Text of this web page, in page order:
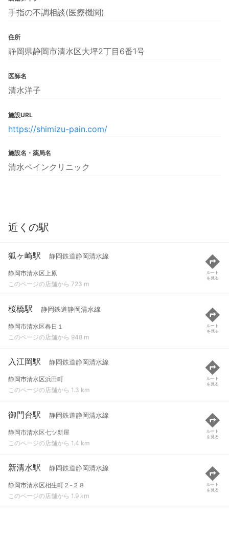
手指の不調相談(医療機関)
住所
静岡県静岡市清水区大坪2丁目6番1号
医師名
清水洋子
施設URL
https://shimizu-pain.com/
施設名・薬局名
清水ペインクリニック
近くの駅
狐ヶ崎駅 静岡鉄道静岡清水線
静岡市清水区上原
このページの店舗から 723 m
ルート
を見る
桜橋駅 静岡鉄道静岡清水線
静岡市清水区春日１
このページの店舗から 948 m
ルート
を見る
入江岡駅 静岡鉄道静岡清水線
静岡市清水区浜田町
このページの店舗から 1.3 km
ルート
を見る
御門台駅 静岡鉄道静岡清水線
静岡市清水区七ツ新屋
このページの店舗から 1.4 km
ルート
を見る
新清水駅 静岡鉄道静岡清水線
静岡市清水区相生町２-２８
このページの店舗から 1.9 km
ルート
を見る